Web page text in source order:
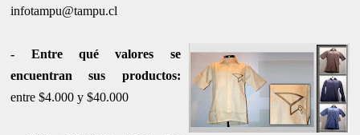
infotampu@tampu.cl
- Entre qué valores se
encuentran sus productos:
entre $4.000 y $40.000